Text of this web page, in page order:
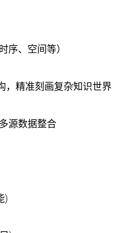
序、空间等）
，精准刻画复杂知识世界
源数据整合
)